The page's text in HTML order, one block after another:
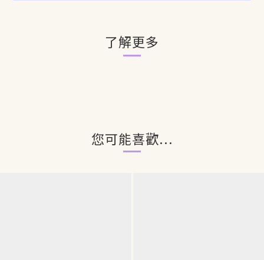
了解更多
您可能喜歡...